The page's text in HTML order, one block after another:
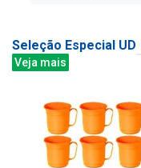
Seleção Especial UD
Veja mais